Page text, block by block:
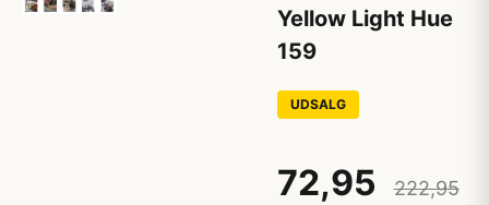
Yellow Light Hue
159
UDSALG
72,95
222,95